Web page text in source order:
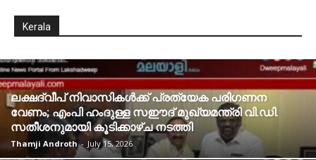
Kerala
ലക്ഷദ്വീപ് നിവാസികൾക്ക് പ്രത്യേക പരിഗണന
വേണം; എംപി ഹംദുള്ള സഈദ് മുഖ്യമന്ത്രി വി.ഡി.
സതീശനുമായി കൂടിക്കാഴ്ച നടത്തി
Thamji Androth - July 15, 2026